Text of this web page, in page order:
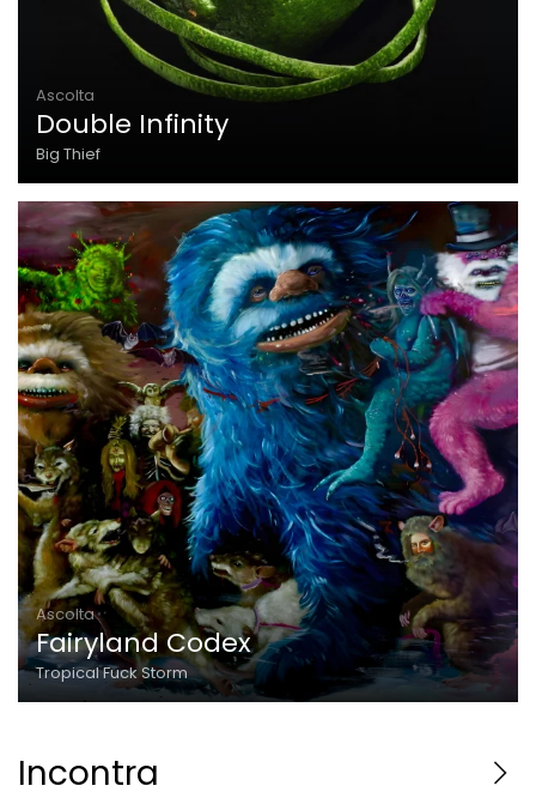
Ascolta
Double Infinity
Big Thief
Ascolta
Fairyland Codex
Tropical Fuck Storm
Incontra